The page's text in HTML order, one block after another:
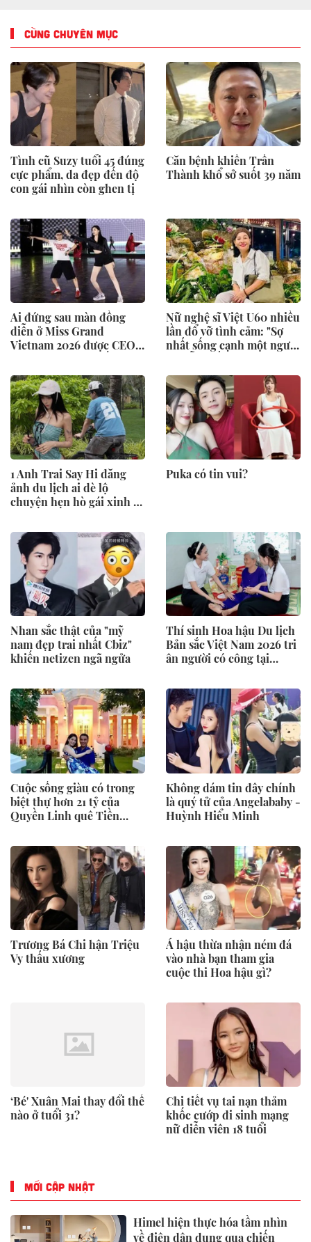
CÙNG CHUYÊN MỤC
Tình cũ Suzy tuổi 45 đúng
cực phẩm, da đẹp đến độ
con gái nhìn còn ghen tị
Căn bệnh khiến Trấn
Thành khổ sở suốt 39 năm
Ai đứng sau màn đồng
diễn ở Miss Grand
Vietnam 2026 được CEO
khen ngợi?
Nữ nghệ sĩ Việt U60 nhiều
lần đổ vỡ tình cảm: "Sợ
nhất sống cạnh một người
1 Anh Trai Say Hi đăng
ảnh du lịch ai dè lộ
chuyện hẹn hò gái xinh ở
Puka có tin vui?
Nhan sắc thật của "mỹ
nam đẹp trai nhất Cbiz"
khiến netizen ngã ngửa
Thí sinh Hoa hậu Du lịch
Bản sắc Việt Nam 2026 tri
ân người có công tại
Cuộc sống giàu có trong
biệt thự hơn 21 tỷ của
Quyền Linh quê Tiền
Không dám tin đây chính
là quý tử của Angelababy -
Huỳnh Hiểu Minh
Trương Bá Chi hận Triệu
Vy thấu xương
Á hậu thừa nhận ném đá
vào nhà bạn tham gia
cuộc thi Hoa hậu gì?
‘Bé' Xuân Mai thay đổi thế
nào ở tuổi 31?
Chi tiết vụ tai nạn thảm
khốc cướp đi sinh mạng
nữ diễn viên 18 tuổi
MỚI CẬP NHẬT
Himel hiện thực hóa tầm nhìn
về điện dân dụng qua chiến